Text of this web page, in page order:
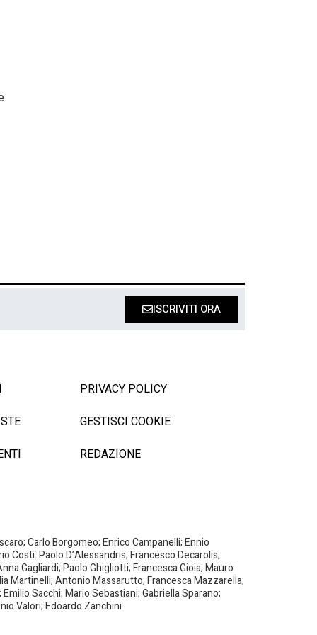
ISCRIVITI ORA
PRIVACY POLICY
GESTISCI COOKIE
REDAZIONE
Carlo Borgomeo; Enrico Campanelli; Ennio
Costi: Paolo D’Alessandris; Francesco Decarolis;
Gagliardi; Paolo Ghigliotti; Francesca Gioia; Mauro
Martinelli; Antonio Massarutto; Francesca Mazzarella;
Sacchi; Mario Sebastiani; Gabriella Sparano;
Valori; Edoardo Zanchini